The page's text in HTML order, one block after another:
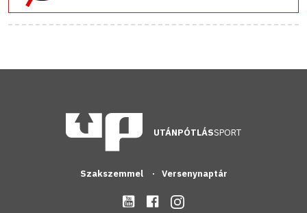
UTÁNPÓTLÁSSPORT
Szakszemmel Versenynaptár